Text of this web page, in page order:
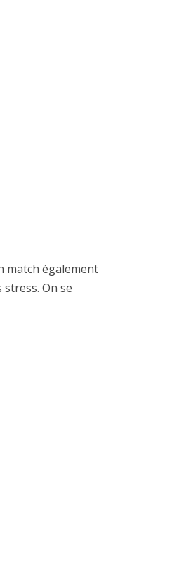
match également
stress. On se